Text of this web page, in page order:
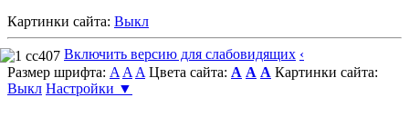
Картинки сайта: Выкл
Включить версию для слабовидящих ‹
Размер шрифта: A A A Цвета сайта: A A A Картинки сайта:
Выкл Настройки ▼